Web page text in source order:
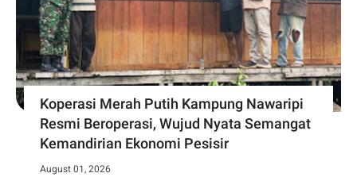
Koperasi Merah Putih Kampung Nawaripi
Resmi Beroperasi, Wujud Nyata Semangat
Kemandirian Ekonomi Pesisir
August 01, 2026